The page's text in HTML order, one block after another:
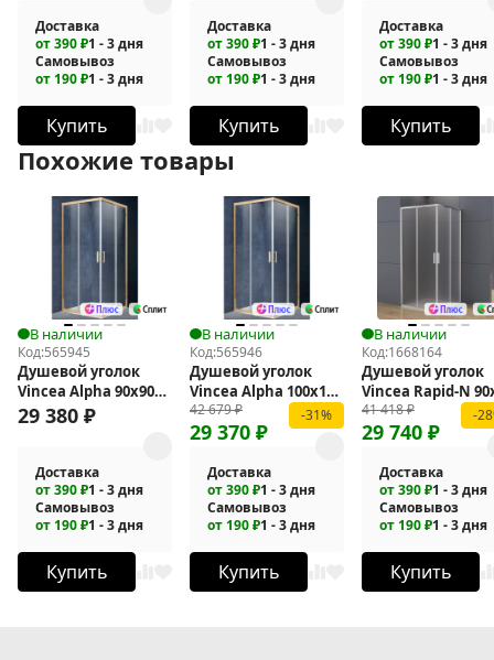
Доставка
от 390 ₽1 - 3 дня
Самовывоз
от 190 ₽1 - 3 дня
Купить
Доставка
от 390 ₽1 - 3 дня
Самовывоз
от 190 ₽1 - 3 дня
Купить
Доставка
от 390 ₽1 - 3 дня
Самовывоз
от 190 ₽1 - 3 дня
Купить
Похожие товары
В наличии
Код:565945
Душевой уголок
Vincea Alpha 90x90
VSS-3AL900CLG
29 380 ₽
Доставка
от 390 ₽1 - 3 дня
Самовывоз
от 190 ₽1 - 3 дня
Купить
В наличии
Код:565946
Душевой уголок
Vincea Alpha 100x100
VSS-3AL100CLG
42 679₽
29 370 ₽
-31%
Доставка
от 390 ₽1 - 3 дня
Самовывоз
от 190 ₽1 - 3 дня
Купить
В наличии
Код:1668164
Душевой уголок
Vincea Rapid-N
VSS-
41 418₽
29 740 ₽
-
Доставка
от 390 ₽1 - 3 дня
Самовывоз
от 190 ₽1 - 3 дня
Купить